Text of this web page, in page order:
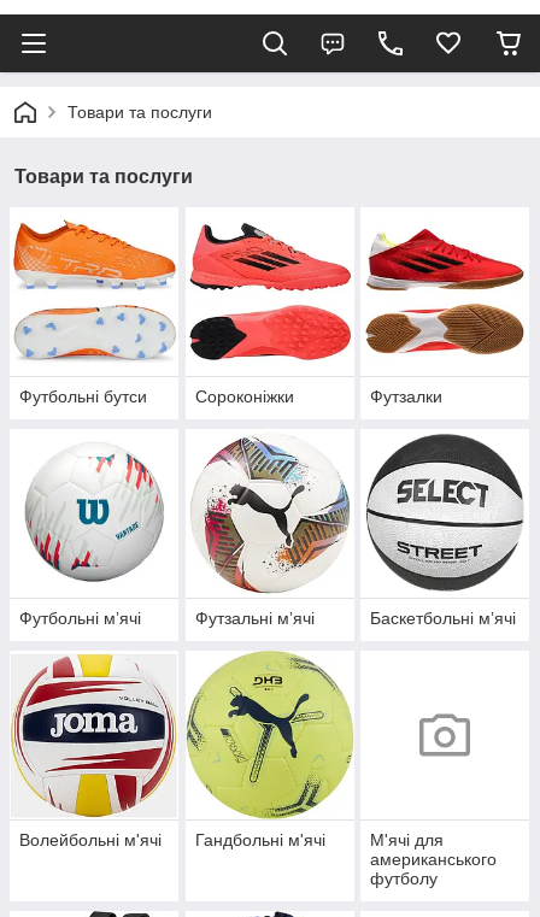
Товари та послуги
Товари та послуги
Футбольні бутси Сороконіжки Футзалки
Футбольні мʼячі Футзальні мʼячі Баскетбольні мʼячі
Волейбольні м'ячі Гандбольні м'ячі
М'ячі для
американського
футболу